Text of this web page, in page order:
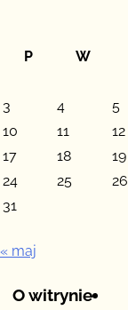
P
W
3
4 5
10
11 12
17
18 19
24
25 26
31
« maj
O witrynie